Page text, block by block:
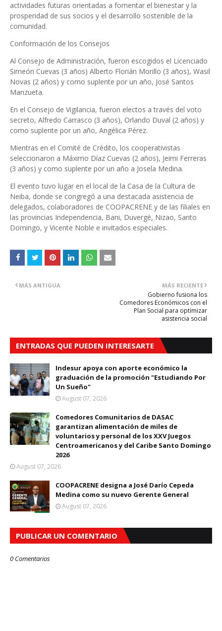
actividades futuras orientadas a fomentar el bienestar y la
prosperidad de sus socios y el desarrollo sostenible de la
comunidad.
Conformación de los Consejos
Al Consejo de Administración, fueron escogidos el Licenciado
Simeón Cuevas (3 años) Alberto Florián Morillo (3 años), Wasil
Novas (2 años) y como suplente por un año, José Santos
Manzueta.
En el Consejo de Vigilancia, fueron electos a través del voto
secreto, Alfredo Carrasco (3 años), Orlando Duval (2 años) y
como suplente por un año, Angélica Pérez.
Mientras en el Comité de Crédito, los cooperativistas
seleccionaron a Máximo Díaz Cuevas (2 años), Jeimi Ferreras
(3 años) y como suplente por un año a Josela Medina.
El evento tuvo lugar en el local de la Casa de la Cultura de
Neiba, donde se congregó a una destacada asistencia de
delegados, colaboradores de COOPACRENE y de las filiales en
las provincias Independencia, Bani, Duvergé, Nizao, Santo
Domingo, y Vicente Noble e invitados especiales.
MÁS RECIENTE
Gobierno fusiona los
Comedores Económicos con el
Plan Social para optimizar
asistencia social
MÁS ANTIGUA
ENTRADAS QUE PUEDEN INTERESARTE
Indesur apoya con aporte económico la
graduación de la promoción "Estudiando Por
Un Sueño"
August 07, 2026
Comedores Comunitarios de DASAC
garantizan alimentación de miles de
voluntarios y personal de los XXV Juegos
Centroamericanos y del Caribe Santo Domingo
2026
August 07, 2026
COOPACRENE designa a José Darío Cepeda
Medina como su nuevo Gerente General
August 07, 2026
PUBLICAR UN COMENTARIO
0 Comentarios